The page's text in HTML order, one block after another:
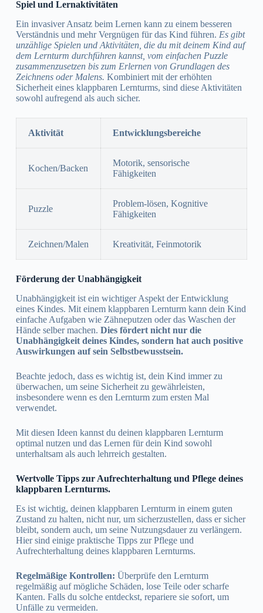
Spiel und Lernaktivitäten
Ein invasiver Ansatz beim Lernen kann zu einem besseren
Verständnis und mehr Vergnügen für das Kind führen. Es gibt
unzählige Spielen und Aktivitäten, die du mit deinem Kind auf
dem Lernturm durchführen kannst, vom einfachen Puzzle
zusammenzusetzen bis zum Erlernen von Grundlagen des
Zeichnens oder Malens. Kombiniert mit der erhöhten
Sicherheit eines klappbaren Lernturms, sind diese Aktivitäten
sowohl aufregend als auch sicher.
Aktivität Entwicklungsbereiche
Kochen/Backen
Motorik, sensorische
Fähigkeiten
Puzzle
Problem-lösen, Kognitive
Fähigkeiten
Zeichnen/Malen Kreativität, Feinmotorik
Förderung der Unabhängigkeit
Unabhängigkeit ist ein wichtiger Aspekt der Entwicklung
eines Kindes. Mit einem klappbaren Lernturm kann dein Kind
einfache Aufgaben wie Zähneputzen oder das Waschen der
Hände selber machen. Dies fördert nicht nur die
Unabhängigkeit deines Kindes, sondern hat auch positive
Auswirkungen auf sein Selbstbewusstsein.
Beachte jedoch, dass es wichtig ist, dein Kind immer zu
überwachen, um seine Sicherheit zu gewährleisten,
insbesondere wenn es den Lernturm zum ersten Mal
verwendet.
Mit diesen Ideen kannst du deinen klappbaren Lernturm
optimal nutzen und das Lernen für dein Kind sowohl
unterhaltsam als auch lehrreich gestalten.
Wertvolle Tipps zur Aufrechterhaltung und Pflege deines
klappbaren Lernturms.
Es ist wichtig, deinen klappbaren Lernturm in einem guten
Zustand zu halten, nicht nur, um sicherzustellen, dass er sicher
bleibt, sondern auch, um seine Nutzungsdauer zu verlängern.
Hier sind einige praktische Tipps zur Pflege und
Aufrechterhaltung deines klappbaren Lernturms.
Regelmäßige Kontrollen: Überprüfe den Lernturm
regelmäßig auf mögliche Schäden, lose Teile oder scharfe
Kanten. Falls du solche entdeckst, repariere sie sofort, um
Unfälle zu vermeiden.